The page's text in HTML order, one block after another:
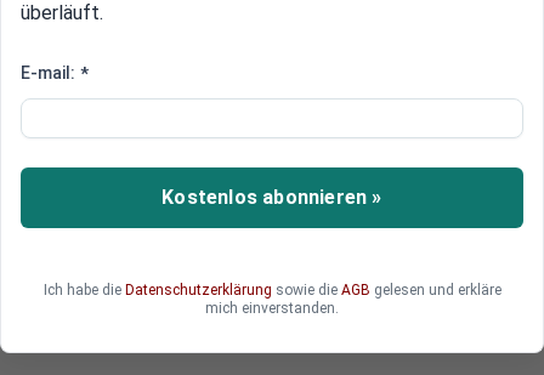
Panik in Brüssel
Euro-Gruppe schließt
Griechenland von Beratungen
aus
Die Finanzminister der Eurogruppe haben
Sie berieten ohne den griechischen
Finanzminister, wie sie die Eurozone retten
überläuft.
E-mail: *
Kostenlos abonnieren »
Ich habe die Datenschutzerklärung sowie die AGB gelesen und erkläre
mich einverstanden.